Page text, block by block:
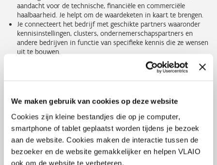
We maken gebruik van cookies op deze website
Cookies zijn kleine bestandjes die op je computer,
smartphone of tablet geplaatst worden tijdens je bezoek
aan de website. Cookies maken de interactie tussen de
bezoeker en de website gemakkelijker en helpen VLAIO
ook om de website te verbeteren.
aandacht voor de technische, financiële en commerciële
haalbaarheid. Je helpt om de waardeketen in kaart te brengen.
Je connecteert het bedrijf met geschikte partners waaronder
kennisinstellingen, clusters, ondernemerschapspartners en
andere bedrijven in functie van specifieke kennis die ze wensen
uit te bouwen.
Je adviseert bedrijven met betrekking tot specifieke
overheidsreglementering relevant voor hun business case.
partners in de bouwsector.
Je belangrijkste werkgebied situeert zich in de provincie Oost-
Vlaanderen. Je maakt daarnaast deel uit van een Vlaams team
van bedrijfsadviseurs met focus op circulaire economie. Met
hen bouw je kennis en een netwerk uit, exploreer je met
nieuwe werkmethodieken in de begeleiding en detecteer je
nieuwe behoeftes bij bedrijven richting het
overheidsinstrumentarium. Ad hoc verplaatsingen doorheen